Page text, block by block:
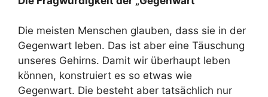
Die meisten Menschen glauben, dass sie in der
Gegenwart leben. Das ist aber eine Täuschung
unseres Gehirns. Damit wir überhaupt leben
können, konstruiert es so etwas wie
Gegenwart. Die besteht aber tatsächlich nur